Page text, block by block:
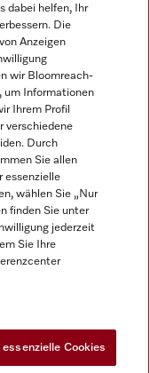
dabei helfen, Ihr
Die
Anzeigen
wir Bloomreach-
um Informationen
Ihrem Profil
verschiedene
Durch
Sie allen
essenzielle
wählen Sie „Nur
finden Sie unter
jederzeit
Sie Ihre
essenzielle Cookies